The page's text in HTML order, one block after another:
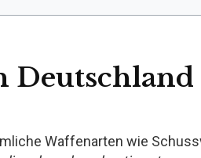
Deutschland
Waffenarten wie